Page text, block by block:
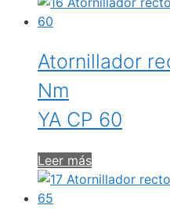
Atornillador
Nm
YA CP 60
Leer más